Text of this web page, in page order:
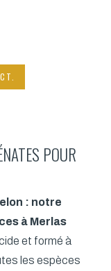
POUR
: notre
à Merlas
et formé à
les espèces